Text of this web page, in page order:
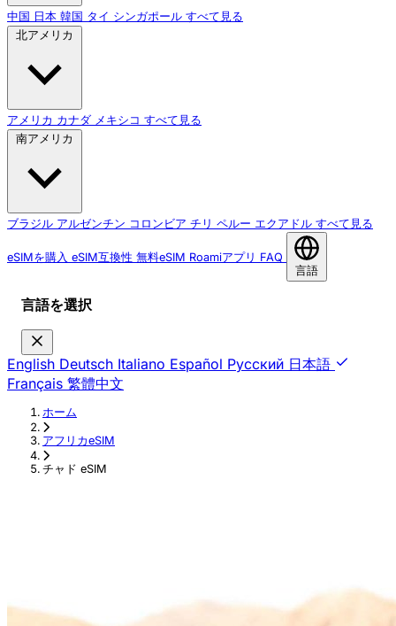
中国 日本 韓国 タイ シンガポール すべて見る
北アメリカ
アメリカ カナダ メキシコ すべて見る
南アメリカ
ブラジル アルゼンチン コロンビア チリ ペルー エクアドル すべて見る
eSIMを購入 eSIM互換性 無料eSIM Roamiアプリ FAQ
言語
言語を選択
English Deutsch Italiano Español Русский 日本語
Français 繁體中文
ホーム
›
アフリカeSIM
›
チャド eSIM